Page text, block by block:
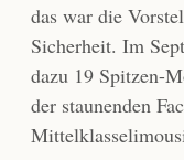
das war die
Sicherheit. Im
dazu 19 Spitzen-
der staunenden